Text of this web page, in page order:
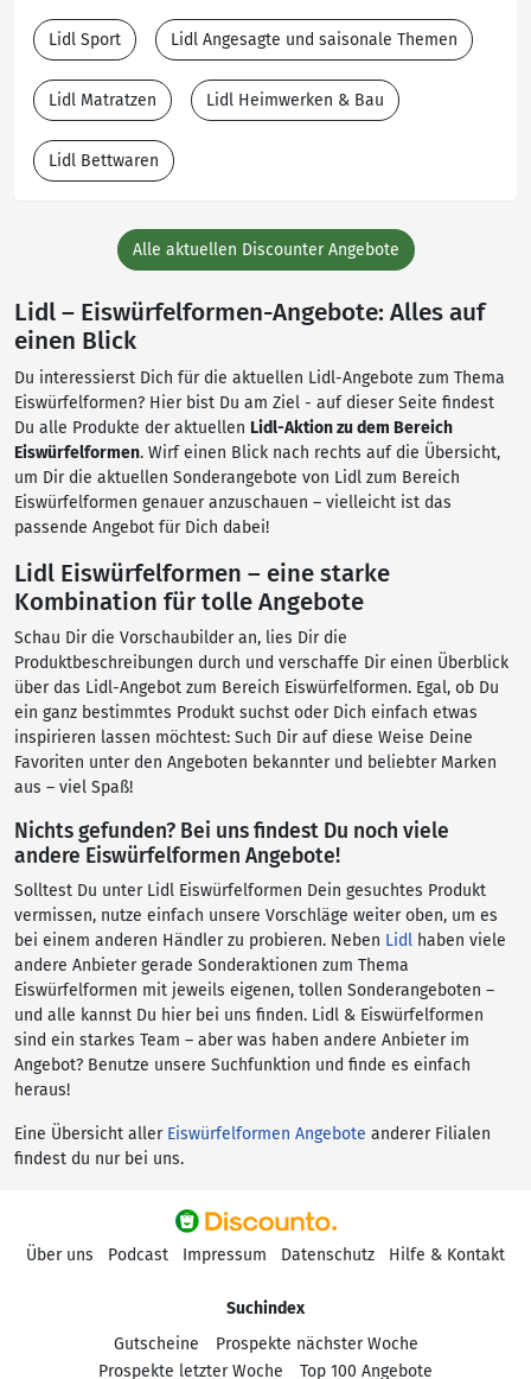
Lidl Sport Lidl Angesagte und saisonale Themen
Lidl Matratzen Lidl Heimwerken & Bau
Lidl Bettwaren
Alle aktuellen Discounter Angebote
Lidl – Eiswürfelformen-Angebote: Alles auf
einen Blick
Du interessierst Dich für die aktuellen Lidl-Angebote zum Thema
Eiswürfelformen? Hier bist Du am Ziel - auf dieser Seite findest
Du alle Produkte der aktuellen Lidl-Aktion zu dem Bereich
Eiswürfelformen. Wirf einen Blick nach rechts auf die Übersicht,
um Dir die aktuellen Sonderangebote von Lidl zum Bereich
Eiswürfelformen genauer anzuschauen – vielleicht ist das
passende Angebot für Dich dabei!
Lidl Eiswürfelformen – eine starke
Kombination für tolle Angebote
Schau Dir die Vorschaubilder an, lies Dir die
Produktbeschreibungen durch und verschaffe Dir einen Überblick
über das Lidl-Angebot zum Bereich Eiswürfelformen. Egal, ob Du
ein ganz bestimmtes Produkt suchst oder Dich einfach etwas
inspirieren lassen möchtest: Such Dir auf diese Weise Deine
Favoriten unter den Angeboten bekannter und beliebter Marken
aus – viel Spaß!
Nichts gefunden? Bei uns findest Du noch viele
andere Eiswürfelformen Angebote!
Solltest Du unter Lidl Eiswürfelformen Dein gesuchtes Produkt
vermissen, nutze einfach unsere Vorschläge weiter oben, um es
bei einem anderen Händler zu probieren. Neben Lidl haben viele
andere Anbieter gerade Sonderaktionen zum Thema
Eiswürfelformen mit jeweils eigenen, tollen Sonderangeboten –
und alle kannst Du hier bei uns finden. Lidl & Eiswürfelformen
sind ein starkes Team – aber was haben andere Anbieter im
Angebot? Benutze unsere Suchfunktion und finde es einfach
heraus!
Eine Übersicht aller Eiswürfelformen Angebote anderer Filialen
findest du nur bei uns.
Über uns Podcast Impressum Datenschutz Hilfe & Kontakt
Suchindex
Gutscheine
Prospekte nächster Woche
Prospekte letzter Woche
Top 100 Angebote